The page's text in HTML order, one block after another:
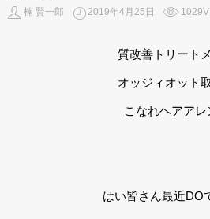
MENU楠 賢一郎 2019年4月25日
質改善トリート
オッジィオット
こなれヘアアレ
はい皆さん最近DO